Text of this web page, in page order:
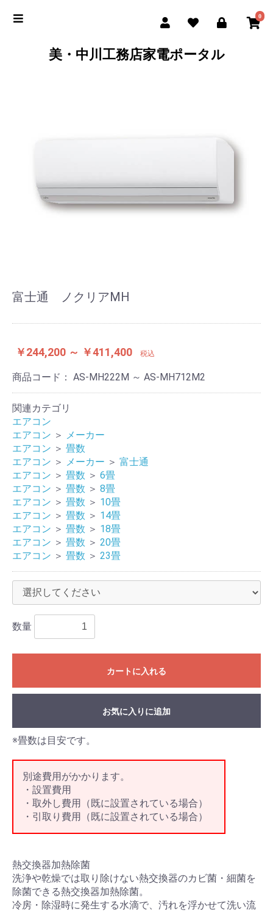
0
美・中川工務店家電ポータル
富士通 ノクリアMH
￥244,200 ～ ￥411,400 税込
商品コード： AS-MH222M ～ AS-MH712M2
関連カテゴリ
エアコン
エアコン ＞ メーカー
エアコン ＞ 畳数
エアコン ＞ メーカー ＞ 富士通
エアコン ＞ 畳数 ＞ 6畳
エアコン ＞ 畳数 ＞ 8畳
エアコン ＞ 畳数 ＞ 10畳
エアコン ＞ 畳数 ＞ 14畳
エアコン ＞ 畳数 ＞ 18畳
エアコン ＞ 畳数 ＞ 20畳
エアコン ＞ 畳数 ＞ 23畳
数量
カートに入れる
お気に入りに追加
※畳数は目安です。
別途費用がかかります。
・設置費用
・取外し費用（既に設置されている場合）
・引取り費用（既に設置されている場合）
熱交換器加熱除菌
洗浄や乾燥では取り除けない熱交換器のカビ菌・細菌を
除菌できる熱交換器加熱除菌。
冷房・除湿時に発生する水滴で、汚れを浮かせて洗い流